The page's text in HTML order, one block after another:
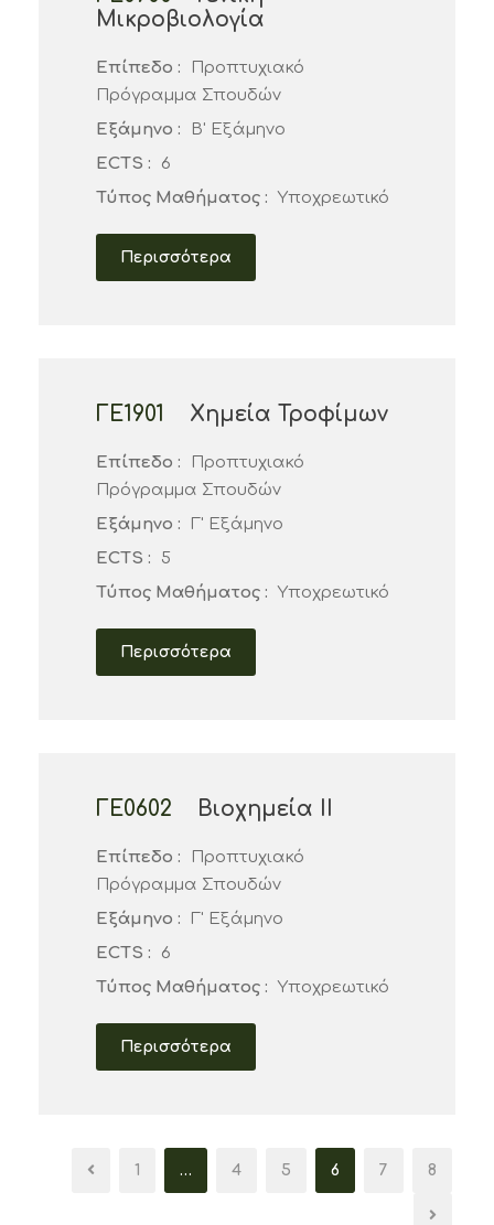
Μικροβιολογία
Επίπεδο :
Προπτυχιακό
Πρόγραμμα Σπουδών
Εξάμηνο :
Β' Εξάμηνο
ECTS :
6
Τύπος Μαθήματος : Υποχρεωτικό
Περισσότερα
ΓΕ1901 Χημεία Τροφίμων
Επίπεδο :
Προπτυχιακό
Πρόγραμμα Σπουδών
Εξάμηνο :
Γ' Εξάμηνο
ECTS :
5
Τύπος Μαθήματος : Υποχρεωτικό
Περισσότερα
ΓΕ0602 Βιοχημεία ΙΙ
Επίπεδο :
Προπτυχιακό
Πρόγραμμα Σπουδών
Εξάμηνο :
Γ' Εξάμηνο
ECTS :
6
Τύπος Μαθήματος : Υποχρεωτικό
Περισσότερα
1 … 4 5 6 7 8